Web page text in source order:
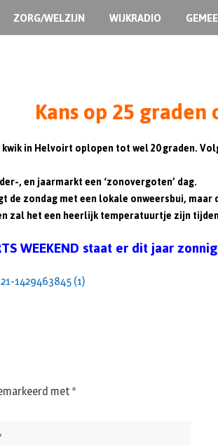
ZORG/WELZIJN WIJKRADIO
Kans op 25
in Helvoirt oplopen tot wel 20 graden.
, en jaarmarkt een ‘zonovergoten’ dag.
zondag met een lokale onweersbui,
zal het een heerlijk temperatuurtje zijn
WEEKEND staat er dit jaar
met *